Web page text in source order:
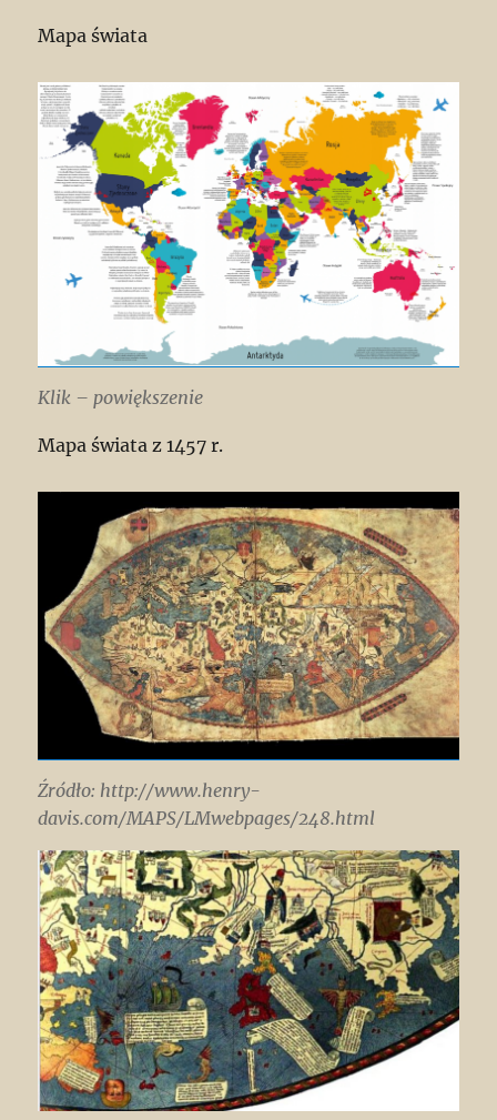
Mapa świata
Klik – powiększenie
Mapa świata z 1457 r.
Źródło: http://www.henry-
davis.com/MAPS/LMwebpages/248.html